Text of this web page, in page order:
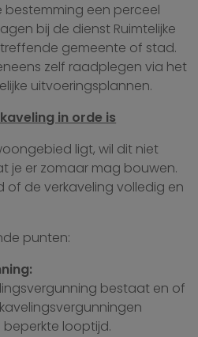
bestemming een perceel
bij de dienst Ruimtelijke
gemeente of stad.
zelf raadplegen via het
uitvoeringsplannen.
in orde is
ligt, wil dit niet
je er zomaar mag bouwen.
of de verkaveling volledig en
punten:
bestaat en of
looptijd.